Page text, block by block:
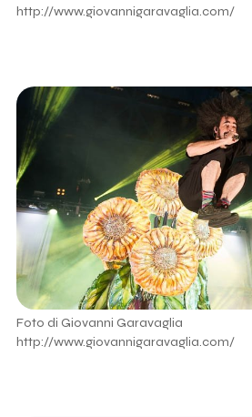
http://www.giovannigaravaglia.com/
Foto di Giovanni Garavaglia
http://www.giovannigaravaglia.com/